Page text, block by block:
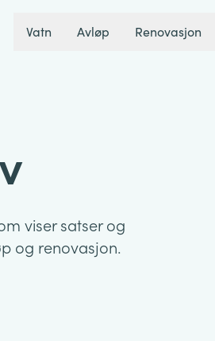
Vatn Avløp Renovasjon
viser satser og
og renovasjon.